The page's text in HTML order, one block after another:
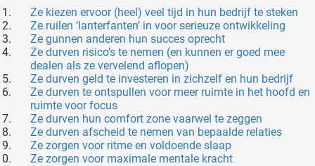
Ze kiezen ervoor (heel) veel tijd in hun bedrijf te steken
Ze ruilen ‘lanterfanten’ in voor serieuze ontwikkeling
Ze gunnen anderen hun succes oprecht
Ze durven risico’s te nemen (en kunnen er goed mee
dealen als ze vervelend aflopen)
Ze durven geld te investeren in zichzelf en hun bedrijf
Ze durven te ontspullen voor meer ruimte in het hoofd en
ruimte voor focus
Ze durven hun comfort zone vaarwel te zeggen
Ze durven afscheid te nemen van bepaalde relaties
Ze zorgen voor ritme en voldoende slaap
Ze zorgen voor maximale mentale kracht